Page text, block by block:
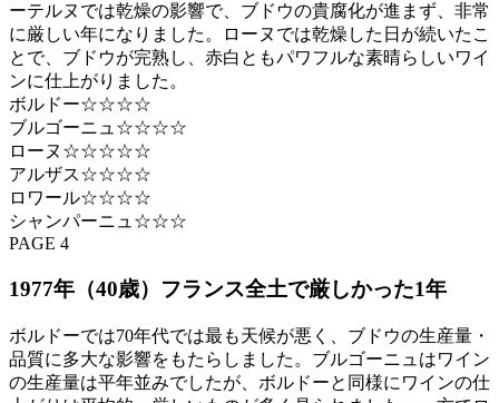
ーテルヌでは乾燥の影響で、ブドウの貴腐化が進まず、非常
に厳しい年になりました。ローヌでは乾燥した日が続いたこ
とで、ブドウが完熟し、赤白ともパワフルな素晴らしいワイ
ンに仕上がりました。
ボルドー☆☆☆☆
ブルゴーニュ☆☆☆☆
ローヌ☆☆☆☆☆
アルザス☆☆☆☆
ロワール☆☆☆☆
シャンパーニュ☆☆☆
PAGE 4
1977年（40歳）フランス全土で厳しかった1年
ボルドーでは70年代では最も天候が悪く、ブドウの生産量・
品質に多大な影響をもたらしました。ブルゴーニュはワイン
の生産量は平年並みでしたが、ボルドーと同様にワインの仕